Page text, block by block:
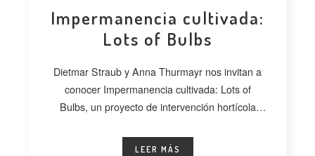
Impermanencia cultivada:
Lots of Bulbs
Dietmar Straub y Anna Thurmayr nos invitan a
conocer Impermanencia cultivada: Lots of
Bulbs, un proyecto de intervención hortícola
LEER MÁS